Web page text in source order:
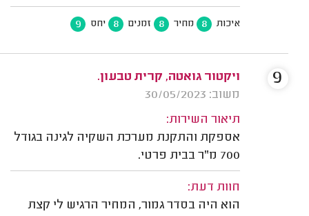
איכות 8 מחיר 8 זמנים 8 יחס 9
ויקטור גואטה, קרית טבעון.
משוב: 30/05/2023
תיאור השירות:
אספקת והתקנת מערכת השקיה לגינה בגודל
700 מ"ר בבית פרטי.
חוות דעת:
הוא היה בסדר גמור, המחיר הרגיש לי קצת
9